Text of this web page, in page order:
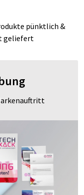
pünktlich &
geliefert